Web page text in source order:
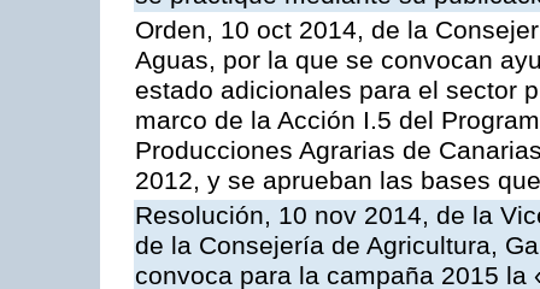
Orden, 10 oct 2014, de la
Aguas, por la que se convocan
estado adicionales para el sector
marco de la Acción I.5 del
Producciones Agrarias de
2012, y se aprueban las bases
Resolución, 10 nov 2014, de la
de la Consejería de Agricultura,
convoca para la campaña 2015